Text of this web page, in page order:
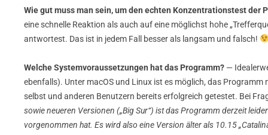
Wie gut muss man sein, um den echten Konzentrationstest der
eine schnelle Reaktion als auch auf eine möglichst hohe
antwortest. Das ist in jedem Fall besser als langsam und falsch!
Welche Systemvoraussetzungen hat das Programm? —
ebenfalls). Unter macOS und Linux ist es möglich, das
selbst und anderen Benutzern bereits erfolgreich getestet. Bei
sowie neueren Versionen („Big Sur“) ist das Programm derzeit
vorgenommen hat. Es wird also eine Version älter als 10.15